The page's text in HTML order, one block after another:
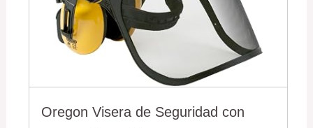
Oregon Visera de Seguridad con